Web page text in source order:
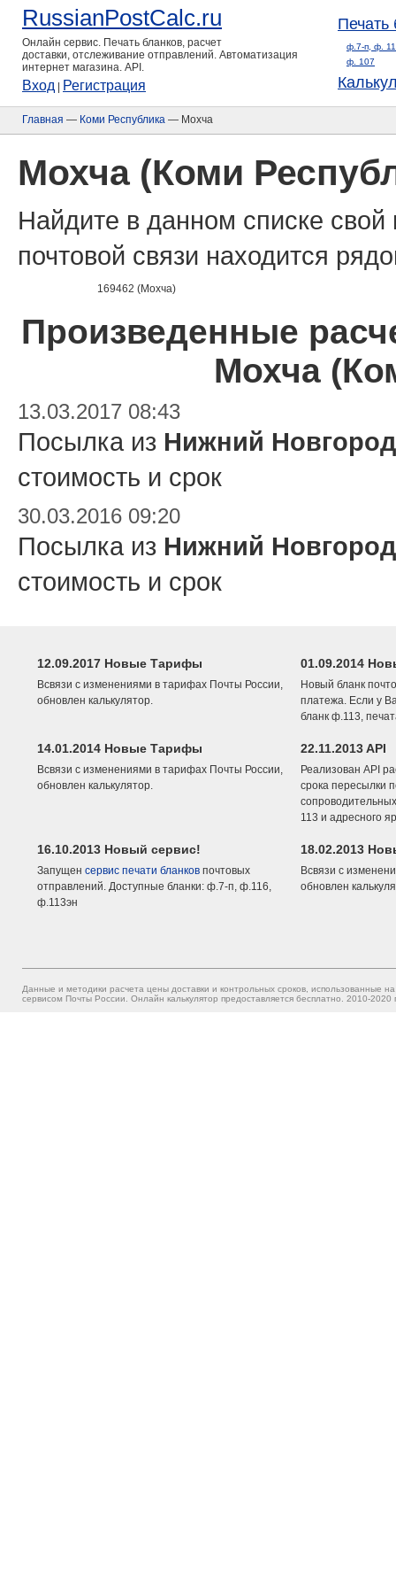
RussianPostCalc.ru
Онлайн сервис. Печать бланков, расчет
доставки, отслеживание отправлений. Автоматизация
интернет магазина. API.
Вход Регистрация
Печать
ф.7-п, ф.
ф. 107
Главная — Коми Республика — Мохча
Мохча (Коми
Найдите в данном списке
почтовой связи находится
169462 (Мохча)
Произведенные
Мохча
13.03.2017 08:43
Посылка из Нижний Новгород
стоимость и срок
30.03.2016 09:20
Посылка из Нижний Новгород
стоимость и срок
12.09.2017 Новые Тарифы
Всвязи с изменениями в тарифах Почты России,
обновлен калькулятор.
01.09.2014
Новый бланк
платежа. Если у
бланк ф.113,
14.01.2014 Новые Тарифы
Всвязи с изменениями в тарифах Почты России,
обновлен калькулятор.
22.11.2013 API
Реализован API
срока пересылки
113 и адресного
16.10.2013 Новый сервис!
Запущен сервис печати бланков почтовых
отправлений. Доступные бланки: ф.7-п, ф.116,
ф.113эн
18.02.2013
Всвязи с
обновлен
Данные и методики расчета цены доставки и контрольных сроков, использованные
сервисом Почты России. Онлайн калькулятор предоставляется бесплатно. 2010-2020